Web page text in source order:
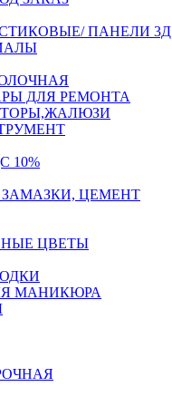
ПАНЕЛИ 3Д
ДЛЯ РЕМОНТА
10%
ЦЕМЕНТ
ЦВЕТЫ
МАНИКЮРА